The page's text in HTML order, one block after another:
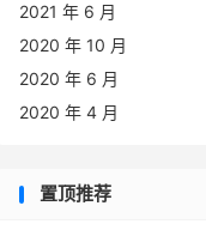
2021 年 6 月
2020 年 10 月
2020 年 6 月
2020 年 4 月
置顶推荐